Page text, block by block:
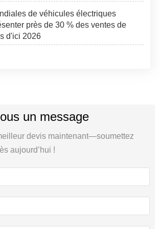
de véhicules électriques
près de 30 % des ventes de
d'ici 2026
un message
devis maintenant—soumettez
aujourd’hui !